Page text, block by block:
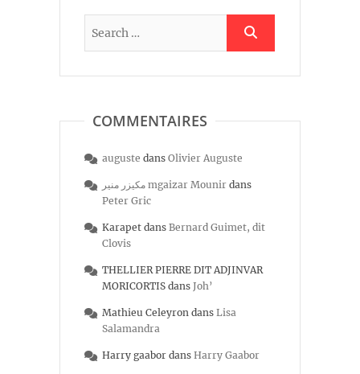
COMMENTAIRES
auguste dans Olivier Auguste
مكيزر منير mgaizar Mounir dans
Peter Gric
Karapet dans Bernard Guimet, dit
Clovis
THELLIER PIERRE DIT ADJINVAR
MORICORTIS dans Joh’
Mathieu Celeyron dans Lisa
Salamandra
Harry gaabor dans Harry Gaabor